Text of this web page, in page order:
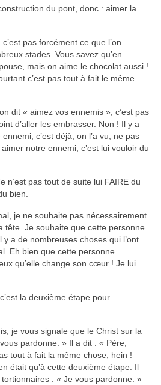
du pont, donc : aimer la
pas forcément ce que l’on
stades. Vous savez qu’en
mais on aime le chocolat aussi !
c’est pas tout à fait le même
dit « aimez vos ennemis », c’est pas
d’aller les embrasser. Non ! Il y a
c’est déjà, on l’a vu, ne pas
notre ennemi, c’est lui vouloir du
n’est pas tout de suite lui FAIRE du
bien.
je ne souhaite pas nécessairement
tête. Je souhaite que cette personne
y a de nombreuses choses qui l’ont
Eh bien que cette personne
qu’elle change son cœur ! Je lui
la deuxième étape pour
je vous signale que le Christ sur la
pardonne. » Il a dit : « Père,
tout à fait la même chose, hein !
était qu’à cette deuxième étape. Il
: « Je vous pardonne. »